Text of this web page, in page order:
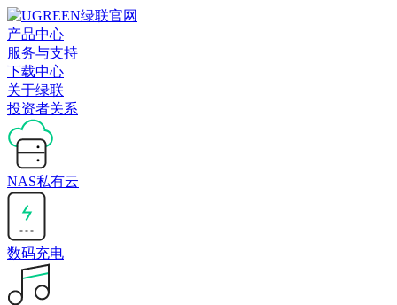
产品中心
服务与支持
下载中心
关于绿联
投资者关系
NAS私有云
数码充电